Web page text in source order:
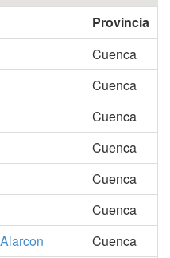
Provincia
Cuenca
Cuenca
Cuenca
Cuenca
Cuenca
Cuenca
Cuenca